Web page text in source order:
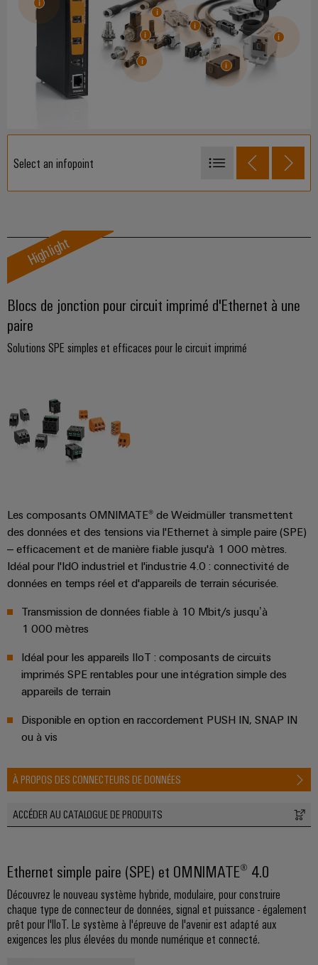
Select an infopoint
Prise de raccordement mâle IP20 accessible
Câble patch
ALVÉOLES DE TEST IP67
Interrupteurs non administrables SPE
Prise de rail profilé IP30 avec raccord SPE
Highlight
Blocs de jonction pour circuit imprimé d'Ethernet à une
paire
Solutions SPE simples et efficaces pour le circuit imprimé
Les composants OMNIMATE® de Weidmüller transmettent
des données et des tensions via l'Ethernet à simple paire (SPE)
– efficacement et de manière fiable jusqu'à 1 000 mètres.
Idéal pour l'IdO industriel et l'industrie 4.0 : connectivité de
données en temps réel et d'appareils de terrain sécurisée.
Transmission de données fiable à 10 Mbit/s jusqu’à
1 000 mètres
Idéal pour les appareils IIoT : composants de circuits
imprimés SPE rentables pour une intégration simple des
appareils de terrain
Disponible en option en raccordement PUSH IN, SNAP IN
ou à vis
À PROPOS DES CONNECTEURS DE DONNÉES
ACCÉDER AU CATALOGUE DE PRODUITS
Ethernet simple paire (SPE) et OMNIMATE® 4.0
Découvrez le nouveau système hybride, modulaire, pour construire
chaque type de connecteur de​ données, signal et puissance - également
prêt pour l'IIoT. Le système à l'épreuve de l'avenir est adapté aux
exigences les plus élevées du monde numérique et connecté.